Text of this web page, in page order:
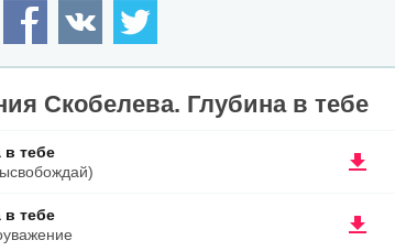
Скобелева. Глубина в тебе
в тебе
в тебе